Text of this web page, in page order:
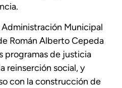
Municipal
Román Alberto Cepeda
programas de justicia
reinserción social, y
con la construcción de